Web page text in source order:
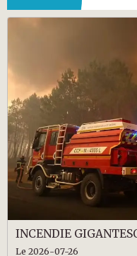
INCENDIE
Le 2026-07-26